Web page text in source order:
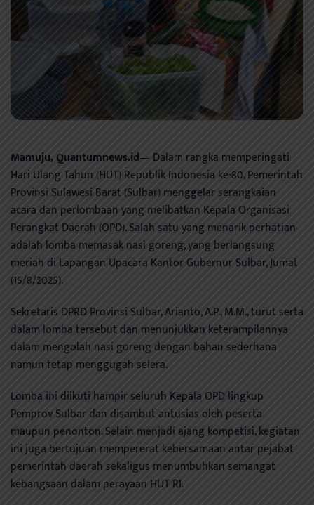
Mamuju, Quantumnews.id— Dalam rangka memperingati
Hari Ulang Tahun (HUT) Republik Indonesia ke-80, Pemerintah
Provinsi Sulawesi Barat (Sulbar) menggelar serangkaian
acara dan perlombaan yang melibatkan Kepala Organisasi
Perangkat Daerah (OPD). Salah satu yang menarik perhatian
adalah lomba memasak nasi goreng, yang berlangsung
meriah di Lapangan Upacara Kantor Gubernur Sulbar, Jumat
(15/8/2025).
Sekretaris DPRD Provinsi Sulbar, Arianto, A.P., M.M., turut serta
dalam lomba tersebut dan menunjukkan keterampilannya
dalam mengolah nasi goreng dengan bahan sederhana
namun tetap menggugah selera.
Lomba ini diikuti hampir seluruh Kepala OPD lingkup
Pemprov Sulbar dan disambut antusias oleh peserta
maupun penonton. Selain menjadi ajang kompetisi, kegiatan
ini juga bertujuan mempererat kebersamaan antar pejabat
pemerintah daerah sekaligus menumbuhkan semangat
kebangsaan dalam perayaan HUT RI.